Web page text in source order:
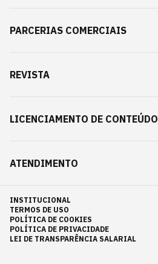
PARCERIAS COMERCIAIS
REVISTA
LICENCIAMENTO DE CONTEÚDO
ATENDIMENTO
INSTITUCIONAL
TERMOS DE USO
POLÍTICA DE COOKIES
POLÍTICA DE PRIVACIDADE
LEI DE TRANSPARÊNCIA SALARIAL